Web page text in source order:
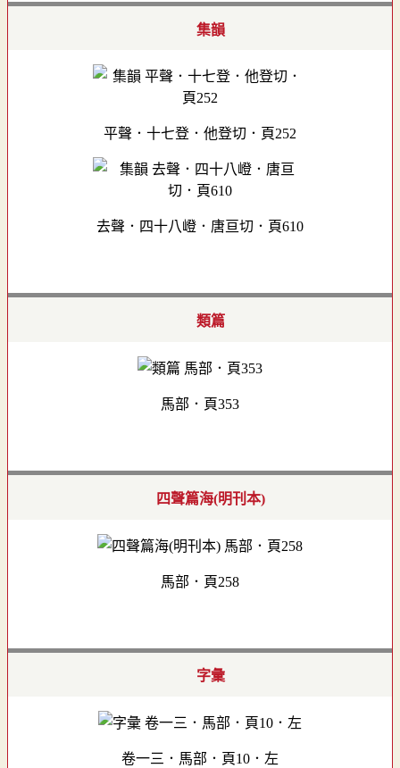
集韻
平聲．十七登．他登切．頁252
去聲．四十八嶝．唐亘切．頁610
類篇
馬部．頁353
四聲篇海(明刊本)
馬部．頁258
字彙
卷一三．馬部．頁10．左